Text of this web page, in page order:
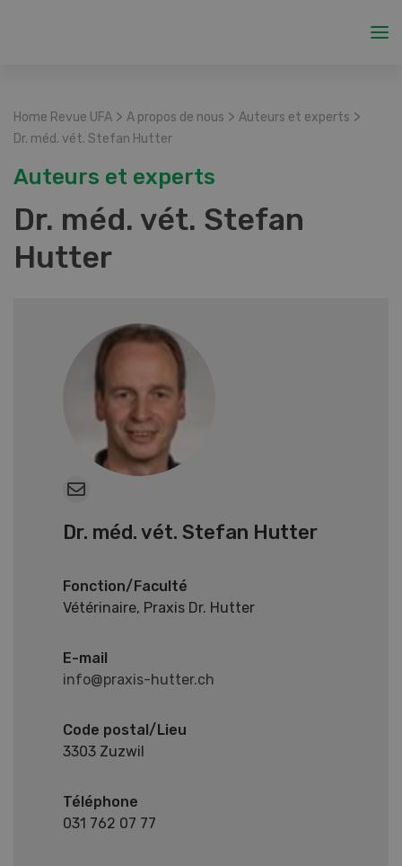
Home Revue UFA > A propos de nous > Auteurs et experts >
Dr. méd. vét. Stefan Hutter
Auteurs et experts
Dr. méd. vét. Stefan
Hutter
Dr. méd. vét. Stefan Hutter
Fonction/Faculté
Vétérinaire, Praxis Dr. Hutter
E-mail
info@praxis-hutter.ch
Code postal/Lieu
3303 Zuzwil
Téléphone
031 762 07 77